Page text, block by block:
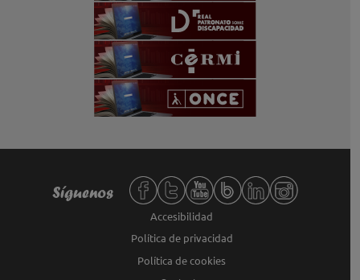
Redes sociales de Fundación ONCE,
Síguenos
Accesibilidad
Política de privacidad
Política de cookies